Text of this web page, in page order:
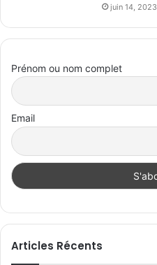
juin 14, 2023
Prénom ou nom complet
Email
Articles Récents